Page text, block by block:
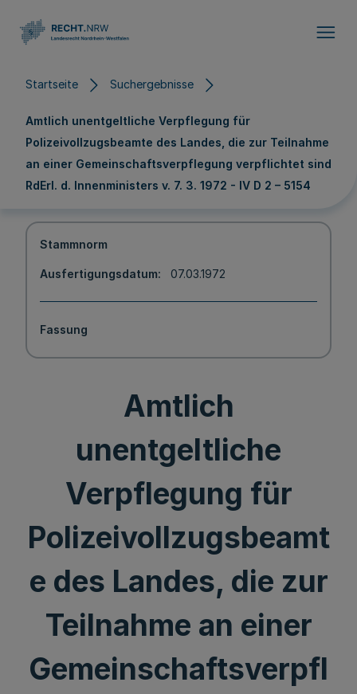
Startseite Suchergebnisse
Amtlich unentgeltliche Verpflegung für
Polizeivollzugsbeamte des Landes, die zur Teilnahme
an einer Gemeinschaftsverpflegung verpflichtet sind
RdErl. d. Innenministers v. 7. 3. 1972 - IV D 2 – 5154
Stammnorm
Ausfertigungsdatum 07.03.1972
Fassung
Amtlich
unentgeltliche
Verpflegung für
Polizeivollzugsbeamt
e des Landes, die zur
Teilnahme an einer
Gemeinschaftsverpfl